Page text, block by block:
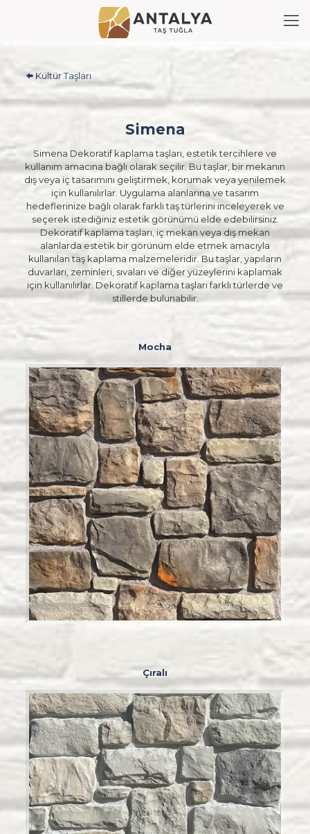
Kültür Taşları
Simena
Simena Dekoratif kaplama taşları, estetik tercihlere ve
kullanım amacına bağlı olarak seçilir. Bu taşlar, bir mekanın
dış veya iç tasarımını geliştirmek, korumak veya yenilemek
için kullanılırlar. Uygulama alanlarına ve tasarım
hedeflerinize bağlı olarak farklı taş türlerini inceleyerek ve
seçerek istediğiniz estetik görünümü elde edebilirsiniz.
Dekoratif kaplama taşları, iç mekan veya dış mekan
alanlarda estetik bir görünüm elde etmek amacıyla
kullanılan taş kaplama malzemeleridir. Bu taşlar, yapıların
duvarları, zeminleri, sıvaları ve diğer yüzeylerini kaplamak
için kullanılırlar. Dekoratif kaplama taşları farklı türlerde ve
stillerde bulunabilir.
Mocha
Çıralı